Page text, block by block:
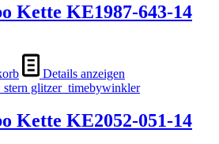
Kette KE1987-643-14
Details anzeigen
Kette KE2052-051-14